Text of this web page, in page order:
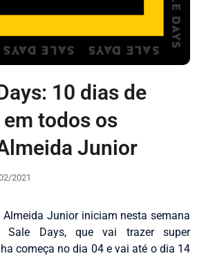
10 dias de
todos os
Junior
2021
Junior iniciam nesta semana
Sale Days, que vai trazer super
começa no dia 04 e vai até o dia 14